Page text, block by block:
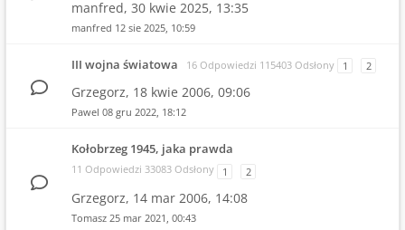
manfred, 30 kwie 2025, 13:35
manfred 12 sie 2025, 10:59
III wojna światowa 16 Odpowiedzi 115403 Odsłony 1 2
Grzegorz, 18 kwie 2006, 09:06
Pawel 08 gru 2022, 18:12
Kołobrzeg 1945, jaka prawda
11 Odpowiedzi 33083 Odsłony 1 2
Grzegorz, 14 mar 2006, 14:08
Tomasz 25 mar 2021, 00:43